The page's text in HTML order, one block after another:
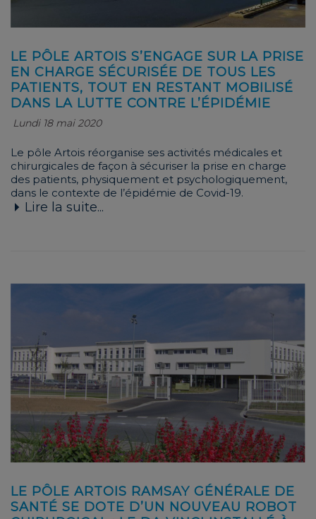
LE PÔLE ARTOIS S’ENGAGE SUR LA PRISE
EN CHARGE SÉCURISÉE DE TOUS LES
PATIENTS, TOUT EN RESTANT MOBILISÉ
DANS LA LUTTE CONTRE L’ÉPIDÉMIE
Lundi 18 mai 2020
Le pôle Artois réorganise ses activités médicales et
chirurgicales de façon à sécuriser la prise en charge
des patients, physiquement et psychologiquement,
dans le contexte de l’épidémie de Covid-19.
Lire la suite...
LE PÔLE ARTOIS RAMSAY GÉNÉRALE DE
SANTÉ SE DOTE D’UN NOUVEAU ROBOT